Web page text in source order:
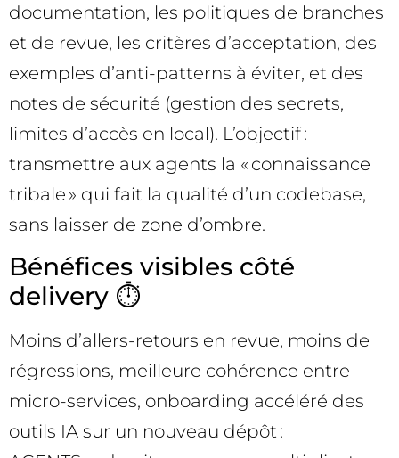
documentation, les politiques de branches
et de revue, les critères d’acceptation, des
exemples d’anti-patterns à éviter, et des
notes de sécurité (gestion des secrets,
limites d’accès en local). L’objectif :
transmettre aux agents la « connaissance
tribale » qui fait la qualité d’un codebase,
sans laisser de zone d’ombre.
Bénéfices visibles côté
delivery ⏱️
Moins d’allers-retours en revue, moins de
régressions, meilleure cohérence entre
micro-services, onboarding accéléré des
outils IA sur un nouveau dépôt :